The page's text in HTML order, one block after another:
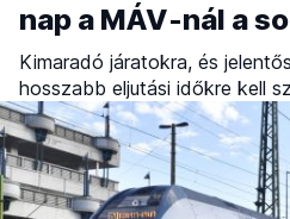
nap a MÁV-nál a
Kimaradó járatokra, és
hosszabb eljutási időkre kell